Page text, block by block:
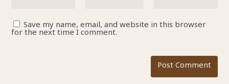
Save my name, email, and website in this browser
for the next time I comment.